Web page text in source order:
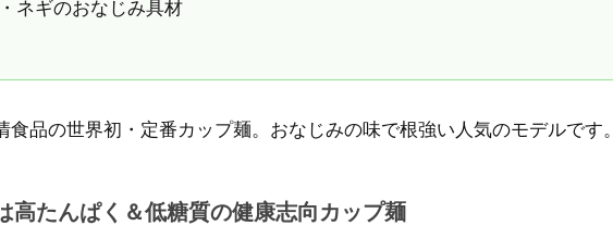
ネギのおなじみ具材
食品の世界初・定番カップ麺。おなじみの味で根強い人気のモデルです。
高たんぱく＆低糖質の健康志向カップ麺